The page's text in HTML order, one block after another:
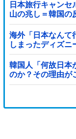
日本旅行キャン
山の兆し＝韓国の
海外「日本なんて
しまったディズニ
態に
韓国人「何故日本
のか？その理由
が凄い」